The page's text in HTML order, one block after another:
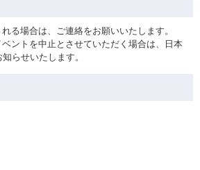
る場合は、ご連絡をお願いいたします。
ントを中止とさせていただく場合は、日本
らせいたします。